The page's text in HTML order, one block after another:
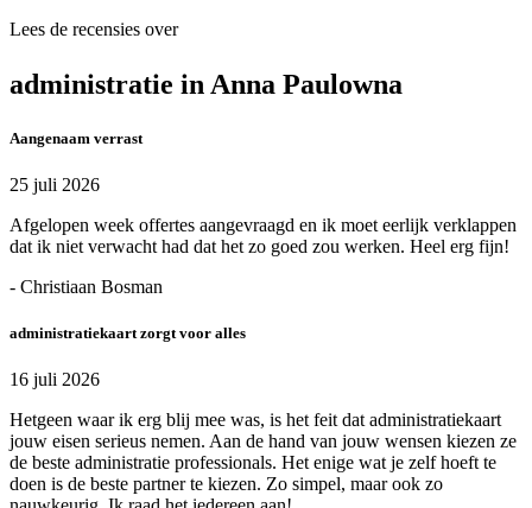
Lees de recensies over
administratie in Anna Paulowna
Aangenaam verrast
25 juli 2026
Afgelopen week offertes aangevraagd en ik moet eerlijk verklappen
dat ik niet verwacht had dat het zo goed zou werken. Heel erg fijn!
- Christiaan Bosman
administratiekaart zorgt voor alles
16 juli 2026
Hetgeen waar ik erg blij mee was, is het feit dat administratiekaart
jouw eisen serieus nemen. Aan de hand van jouw wensen kiezen ze
de beste administratie professionals. Het enige wat je zelf hoeft te
doen is de beste partner te kiezen. Zo simpel, maar ook zo